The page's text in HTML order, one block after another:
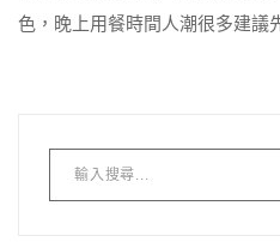
色，晚上用餐時間人潮很多建議